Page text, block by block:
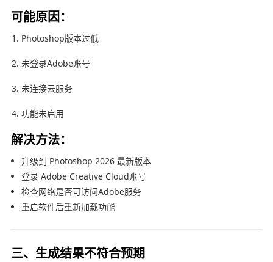
可能原因：
Photoshop版本过低
未登录Adobe账号
未连接云服务
功能未启用
解决方法：
升级到 Photoshop 2026 最新版本
登录 Adobe Creative Cloud账号
检查网络是否可访问Adobe服务
重启软件后重新加载功能
三、生成结果不符合预期